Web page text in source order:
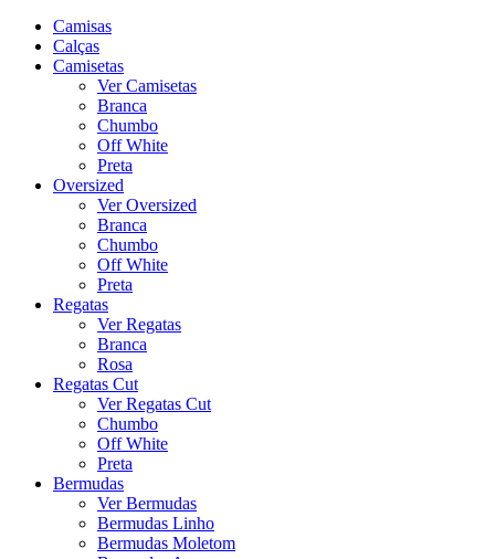
Camisas
Calças
Camisetas
Ver Camisetas
Branca
Chumbo
Off White
Preta
Oversized
Ver Oversized
Branca
Chumbo
Off White
Preta
Regatas
Ver Regatas
Branca
Rosa
Regatas Cut
Ver Regatas Cut
Chumbo
Off White
Preta
Bermudas
Ver Bermudas
Bermudas Linho
Bermudas Moletom